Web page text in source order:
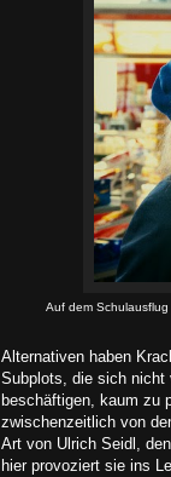
Auf dem
Alternativen haben
Subplots, die sich nicht
beschäftigen, kaum zu
zwischenzeitlich von
Art von Ulrich Seidl,
hier provoziert sie ins